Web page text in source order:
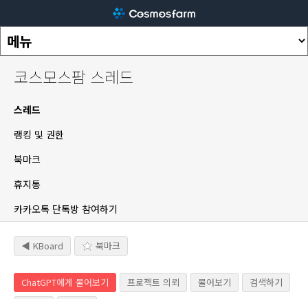
코스모스팜 스레드
스레드
랭킹 및 권한
북마크
휴지통
카카오톡 단톡방 참여하기
◀ KBoard 북마크
ChatGPT에게 물어보기 프로젝트 의뢰 물어보기
검색하기